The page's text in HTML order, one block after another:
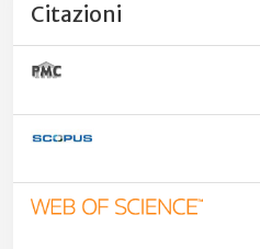
Citazioni